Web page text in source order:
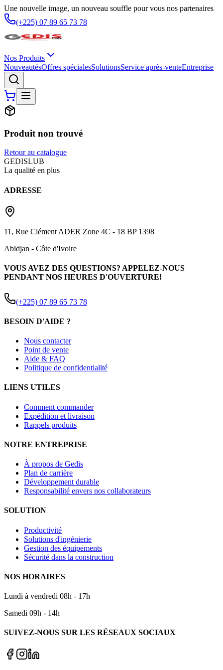
Une nouvelle image, un nouveau souffle pour vous nos partenaires
(+225) 07 89 65 73 78
Nos Produits
NouveautésOffres spécialesSolutionsService après-venteEntreprise
Produit non trouvé
Retour au catalogue
GEDISLUB
La qualité en plus
ADRESSE
11, Rue Clément ADER Zone 4C - 18 BP 1398
Abidjan - Côte d'Ivoire
VOUS AVEZ DES QUESTIONS? APPELEZ-NOUS
PENDANT NOS HEURES D'OUVERTURE!
(+225) 07 89 65 73 78
BESOIN D'AIDE ?
Nous contacter
Point de vente
Aide & FAQ
Politique de confidentialité
LIENS UTILES
Comment commander
Expédition et livraison
Rappels produits
NOTRE ENTREPRISE
À propos de Gedis
Plan de carrière
Développement durable
Responsabilité envers nos collaborateurs
SOLUTION
Productivité
Solutions d'ingénierie
Gestion des équipements
Sécurité dans la construction
NOS HORAIRES
Lundi à vendredi 08h - 17h
Samedi 09h - 14h
SUIVEZ-NOUS SUR LES RÉSEAUX SOCIAUX